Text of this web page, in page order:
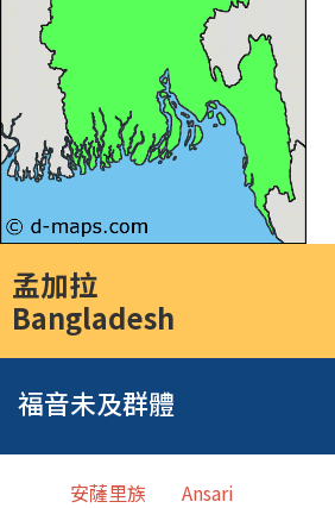
孟加拉
Bangladesh
福音未及群體
安薩里族 Ansari